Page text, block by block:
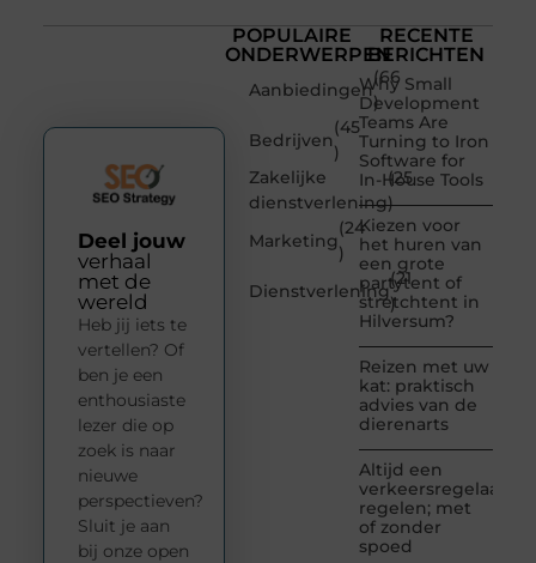
POPULAIRE
ONDERWERPEN
Aanbiedingen
(66
)
Bedrijven
(45
)
Zakelijke
dienstverlening
(25
)
Marketing
(24
)
Dienstverlening
(21
)
RECENTE
BERICHTEN
Why Small
Development
Teams Are
Turning to Iron
Software for
In-House Tools
Kiezen voor
het huren van
een grote
partytent of
stretchtent in
Hilversum?
Reizen met uw
kat: praktisch
advies van de
dierenarts
Altijd een
verkeersregelaar
regelen; met
of zonder
spoed
Deel jouw
verhaal
met de
wereld
Heb jij iets te
vertellen? Of
ben je een
enthousiaste
lezer die op
zoek is naar
nieuwe
perspectieven?
Sluit je aan
bij onze open